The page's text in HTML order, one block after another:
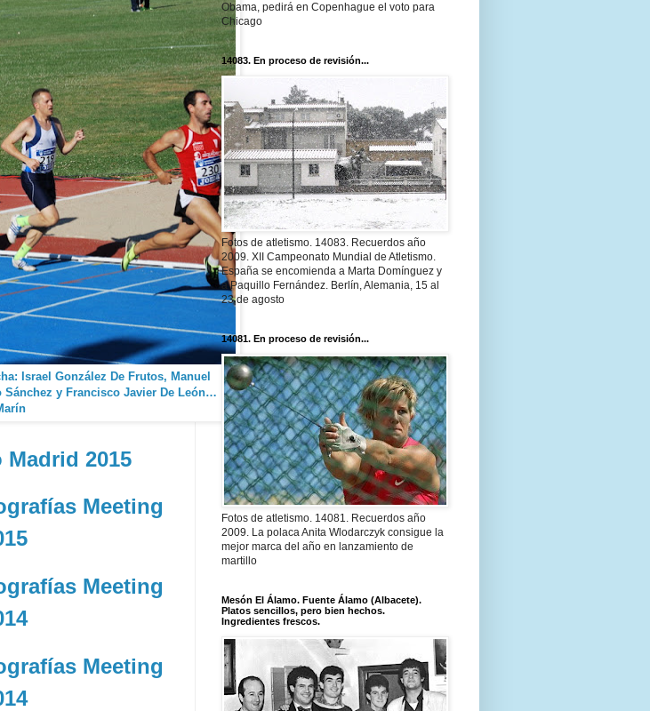
Israel González De Frutos, Manuel
y Francisco Javier De León…
2015
Meeting
Meeting
Meeting
Obama, pedirá en Copenhague el voto para
Chicago
14083. En proceso de revisión...
Fotos de atletismo. 14083. Recuerdos año
2009. XII Campeonato Mundial de Atletismo.
España se encomienda a Marta Domínguez y
a Paquillo Fernández. Berlín, Alemania, 15 al
23 de agosto
14081. En proceso de revisión...
Fotos de atletismo. 14081. Recuerdos año
2009. La polaca Anita Wlodarczyk consigue la
mejor marca del año en lanzamiento de
martillo
Mesón El Álamo. Fuente Álamo (Albacete).
Platos sencillos, pero bien hechos.
Ingredientes frescos.